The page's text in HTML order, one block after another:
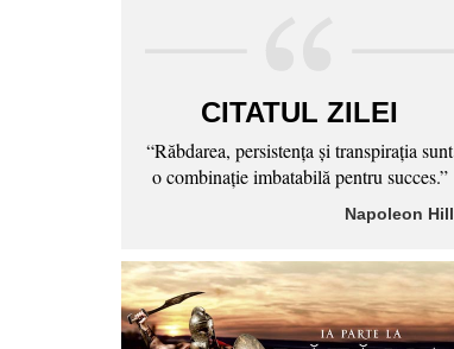
CITATUL ZILEI
“Răbdarea, persistenţa şi transpiraţia sunt
o combinaţie imbatabilă pentru succes.”
Napoleon Hill